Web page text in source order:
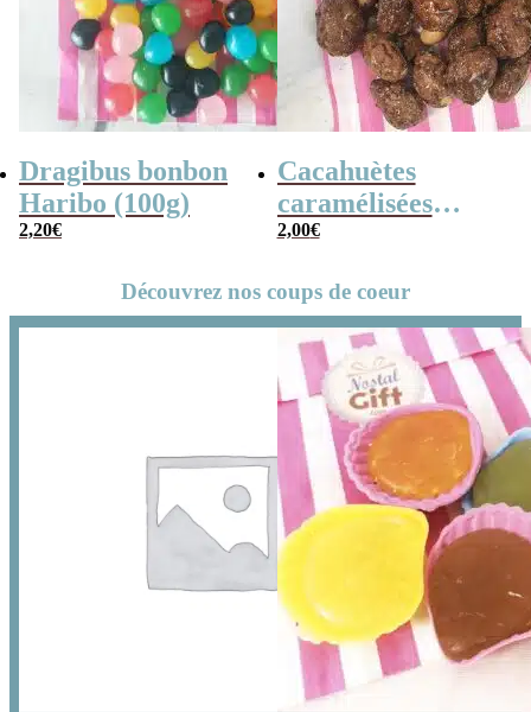
Dragibus bonbon
Haribo (100g)
2,20€
Cacahuètes
caramélisées
(chouchou) – 100g
2,00€
Découvrez nos coups de coeur